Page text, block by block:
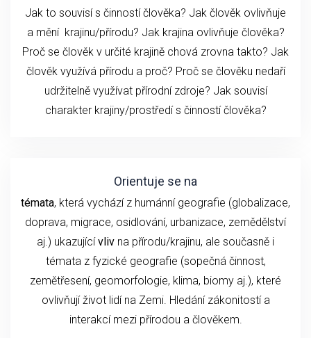
Jak to souvisí s činností člověka? Jak člověk ovlivňuje
a mění krajinu/přírodu? Jak krajina ovlivňuje člověka?
Proč se člověk v určité krajině chová zrovna takto? Jak
člověk využívá přírodu a proč? Proč se člověku nedaří
udržitelně využívat přírodní zdroje? Jak souvisí
charakter krajiny/prostředí s činností člověka?
Orientuje se na
témata, která vychází z humánní geografie (globalizace,
doprava, migrace, osidlování, urbanizace, zemědělství
aj.) ukazujícívliv na přírodu/krajinu, ale současně i
témata z fyzické geografie (sopečná činnost,
zemětřesení, geomorfologie, klima, biomy aj.), které
ovlivňují život lidí na Zemi. Hledání zákonitostí a
interakcí mezi přírodou a člověkem.